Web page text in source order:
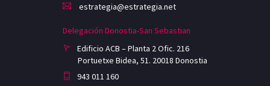
estrategia@estrategia.net
Delegación Donostia-San Sebastian
Edificio ACB – Planta 2 Ofic. 216
Portuetxe Bidea, 51. 20018 Donostia
943 011 160